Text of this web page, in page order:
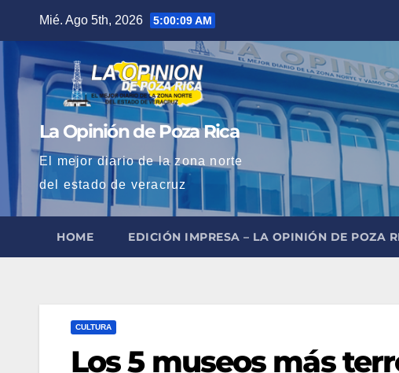
contenido
Mié. Ago 5th, 2026 5:00:10 AM
La Opinión de Poza Rica
El mejor diario de la zona norte
del estado de veracruz
HOME EDICIÓN IMPRESA – LA OPINIÓN DE POZA
CULTURA
Los 5 museos más